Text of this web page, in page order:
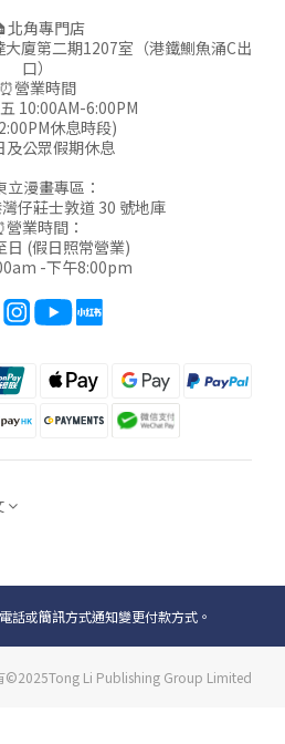
北角專門店
廈第二期1207室（港鐵鰂魚涌C出
口）
⏰營業時間
10:00AM-6:00PM
休息時段)
及公眾假期休息
立漫畫專區：
仔莊士敦道 30 號地庫
營業時間：
日 (假日照常營業)
-下午8:00pm
話或簡訊方式通知變更付款方式。
©2025Tong Li Publishing Group Limited